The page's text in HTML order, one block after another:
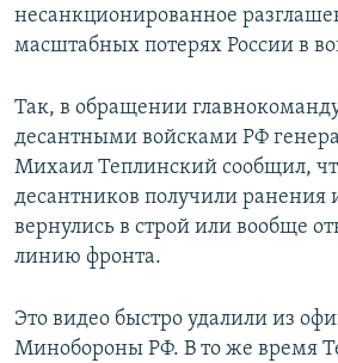
несанкционированное
масштабных потерях России в
Так, в обращении
десантными войсками РФ
Михаил Теплинский сообщил,
десантников получили ранения
вернулись в строй или вообще
линию фронта.
Это видео быстро удалили из
Минобороны РФ. В то же время